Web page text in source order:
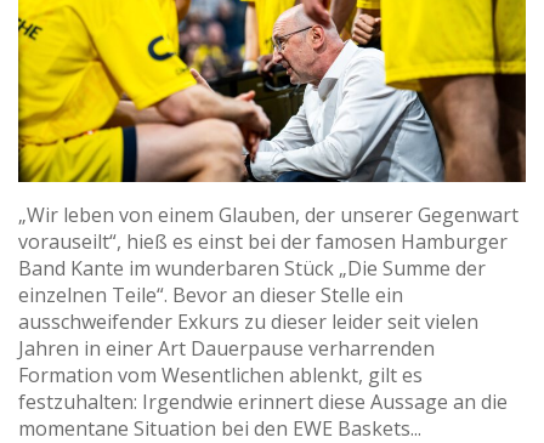
„Wir leben von einem Glauben, der unserer Gegenwart
vorauseilt“, hieß es einst bei der famosen Hamburger
Band Kante im wunderbaren Stück „Die Summe der
einzelnen Teile“. Bevor an dieser Stelle ein
ausschweifender Exkurs zu dieser leider seit vielen
Jahren in einer Art Dauerpause verharrenden
Formation vom Wesentlichen ablenkt, gilt es
festzuhalten: Irgendwie erinnert diese Aussage an die
momentane Situation bei den EWE Baskets...